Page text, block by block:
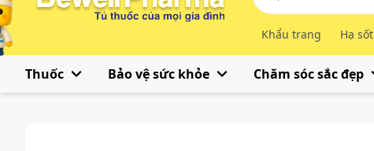
Khẩu trang Hạ sốt
Thuốc Bảo vệ sức khỏe Chăm sóc sắc đẹp